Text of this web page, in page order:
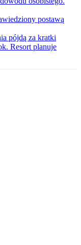
postawą
pójdą za kratki
Resort planuje